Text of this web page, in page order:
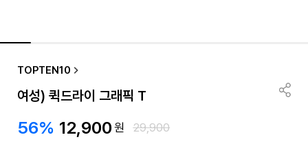
TOPTEN10
여성) 퀵드라이 그래픽 T
56% 12,900원 29,900